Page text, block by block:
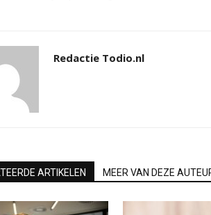
Redactie Todio.nl
ARTIKELEN MEER VAN DEZE